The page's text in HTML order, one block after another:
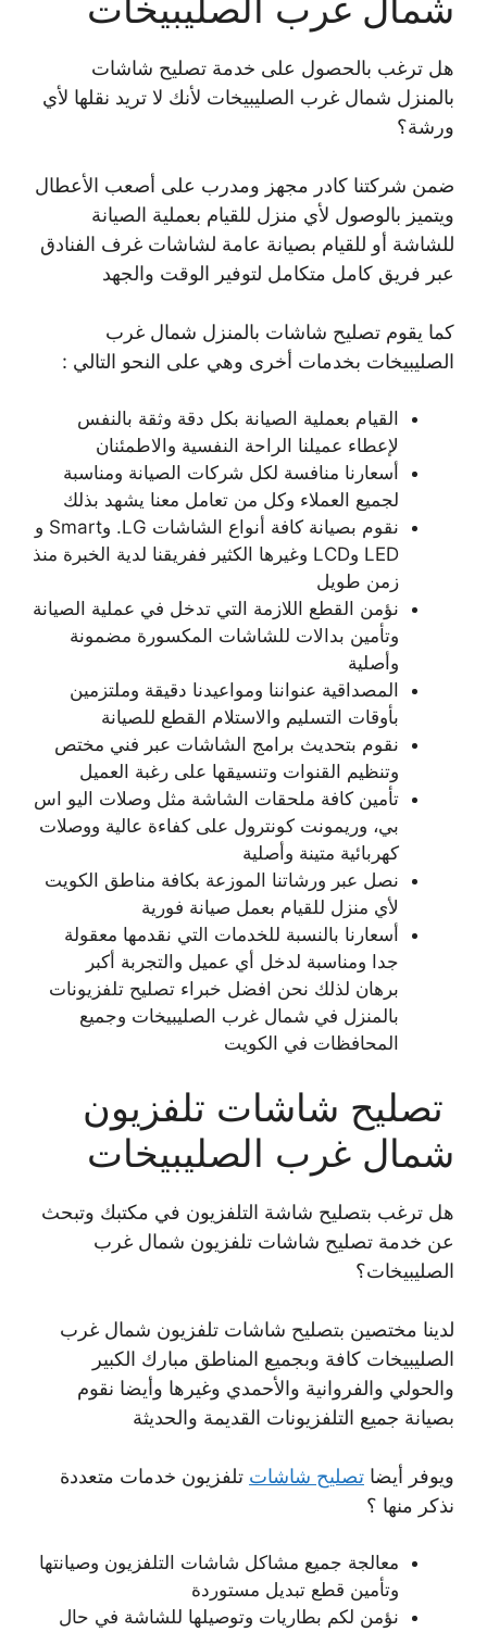
هل ترغب بالحصول على خدمة تصليح شاشات
بالمنزل شمال غرب الصليبيخات لأنك لا تريد نقلها لأي
ورشة؟
ضمن شركتنا كادر مجهز ومدرب على أصعب الأعطال
ويتميز بالوصول لأي منزل للقيام بعملية الصيانة
للشاشة أو للقيام بصيانة عامة لشاشات غرف الفنادق
عبر فريق كامل متكامل لتوفير الوقت والجهد
كما يقوم تصليح شاشات بالمنزل شمال غرب
الصليبيخات بخدمات أخرى وهي على النحو التالي :
القيام بعملية الصيانة بكل دقة وثقة بالنفس
لإعطاء عميلنا الراحة النفسية والاطمئنان
أسعارنا منافسة لكل شركات الصيانة ومناسبة
لجميع العملاء وكل من تعامل معنا يشهد بذلك
نقوم بصيانة كافة أنواع الشاشات LG. وSmart و
LED وLCD وغيرها الكثير ففريقنا لدية الخبرة منذ
زمن طويل
نؤمن القطع اللازمة التي تدخل في عملية الصيانة
وتأمين بدالات للشاشات المكسورة مضمونة
وأصلية
المصداقية عنواننا ومواعيدنا دقيقة وملتزمين
بأوقات التسليم والاستلام القطع للصيانة
نقوم بتحديث برامج الشاشات عبر فني مختص
وتنظيم القنوات وتنسيقها على رغبة العميل
تأمين كافة ملحقات الشاشة مثل وصلات اليو اس
بي، وريمونت كونترول على كفاءة عالية ووصلات
كهربائية متينة وأصلية
نصل عبر ورشاتنا الموزعة بكافة مناطق الكويت
لأي منزل للقيام بعمل صيانة فورية
أسعارنا بالنسبة للخدمات التي نقدمها معقولة
جدا ومناسبة لدخل أي عميل والتجربة أكبر
برهان لذلك نحن افضل خبراء تصليح تلفزيونات
بالمنزل في شمال غرب الصليبيخات وجميع
المحافظات في الكويت
تصليح شاشات تلفزيون
شمال غرب الصليبيخات
هل ترغب بتصليح شاشة التلفزيون في مكتبك وتبحث
عن خدمة تصليح شاشات تلفزيون شمال غرب
الصليبيخات؟
لدينا مختصين بتصليح شاشات تلفزيون شمال غرب
الصليبيخات كافة وبجميع المناطق مبارك الكبير
والحولي والفروانية والأحمدي وغيرها وأيضا نقوم
بصيانة جميع التلفزيونات القديمة والحديثة
ويوفر أيضا تصليح شاشات تلفزيون خدمات متعددة
نذكر منها ؟
معالجة جميع مشاكل شاشات التلفزيون وصيانتها
وتأمين قطع تبديل مستوردة
نؤمن لكم بطاريات وتوصيلها للشاشة في حال